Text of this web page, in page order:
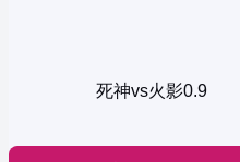
死神vs火影0.9